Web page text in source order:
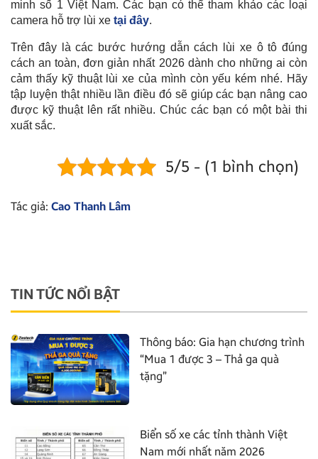
minh số 1 Việt Nam. Các bạn có thể tham khảo các loại
camera hỗ trợ lùi xe tại đây.
Trên đây là các bước hướng dẫn cách lùi xe ô tô đúng
cách an toàn, đơn giản nhất 2026 dành cho những ai còn
cảm thấy kỹ thuật lùi xe của mình còn yếu kém nhé. Hãy
tập luyện thật nhiều lần điều đó sẽ giúp các bạn nâng cao
được kỹ thuật lên rất nhiều. Chúc các bạn có một bài thi
xuất sắc.
5/5 - (1 bình chọn)
Tác giả: Cao Thanh Lâm
TIN TỨC NỔI BẬT
Thông báo: Gia hạn chương trình
“Mua 1 được 3 – Thả ga quà
tặng”
Biển số xe các tỉnh thành Việt
Nam mới nhất năm 2026